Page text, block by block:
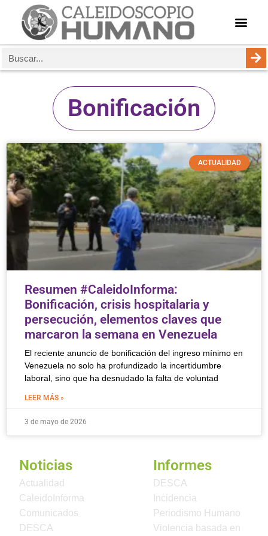
Bonificación
ACTUALIDAD
Resumen #CaleidoInforma:
Bonificación, crisis hospitalaria y
persecución, elementos claves que
marcaron la semana en Venezuela
El reciente anuncio de bonificación del ingreso mínimo en
Venezuela no solo ha profundizado la incertidumbre
laboral, sino que ha desnudado la falta de voluntad
LEER MÁS »
3 de mayo de 2026
Noticias
Actualidad
CaleidoInforma
Comunicados
DESCA
Informes
DESCA
Incidencia
Periodismo Humano
Violencia basada en